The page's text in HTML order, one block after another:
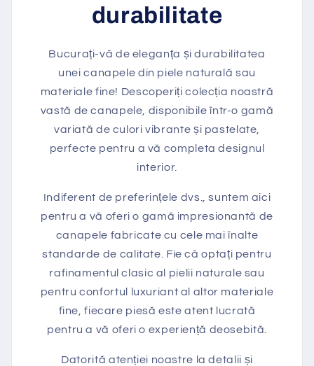
durabilitate
Bucurați-vă de eleganța și durabilitatea
unei canapele din piele naturală sau
materiale fine! Descoperiți colecția noastră
vastă de canapele, disponibile într-o gamă
variată de culori vibrante și pastelate,
perfecte pentru a vă completa designul
interior.
Indiferent de preferințele dvs., suntem aici
pentru a vă oferi o gamă impresionantă de
canapele fabricate cu cele mai înalte
standarde de calitate. Fie că optați pentru
rafinamentul clasic al pielii naturale sau
pentru confortul luxuriant al altor materiale
fine, fiecare piesă este atent lucrată
pentru a vă oferi o experiență deosebită.
Datorită atenției noastre la detalii și